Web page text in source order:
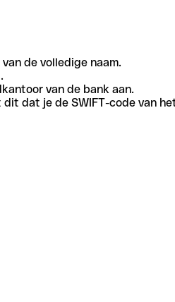
de volledige naam.
van de bank aan.
dat je de SWIFT-code van